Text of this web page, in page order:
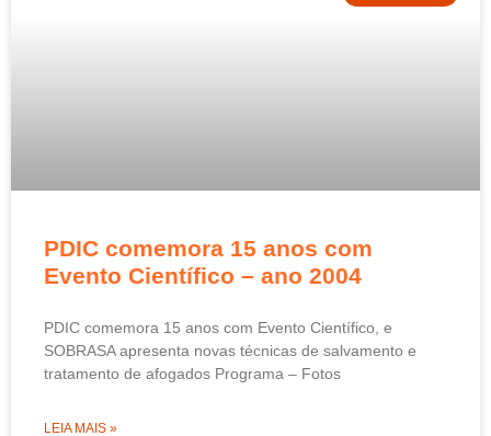
PDIC comemora 15 anos com
Evento Científico – ano 2004
PDIC comemora 15 anos com Evento Científico, e
SOBRASA apresenta novas técnicas de salvamento e
tratamento de afogados Programa – Fotos
LEIA MAIS »